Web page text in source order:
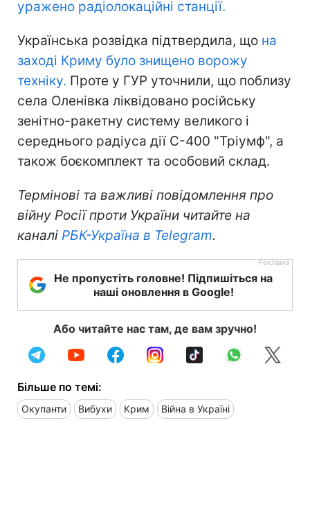
уражено радіолокаційні станції.
Українська розвідка підтвердила, що на
заході Криму було знищено ворожу
техніку. Проте у ГУР уточнили, що поблизу
села Оленівка ліквідовано російську
зенітно-ракетну систему великого і
середнього радіуса дії С-400 "Тріумф", а
також боєкомплект та особовий склад.
Термінові та важливі повідомлення про
війну Росії проти України читайте на
каналі РБК-Україна в Telegram.
Не пропустіть головне! Підпишіться на
наші оновлення в Google!
Або читайте нас там, де вам зручно!
Більше по темі:
Окупанти Вибухи Крим Війна в Україні